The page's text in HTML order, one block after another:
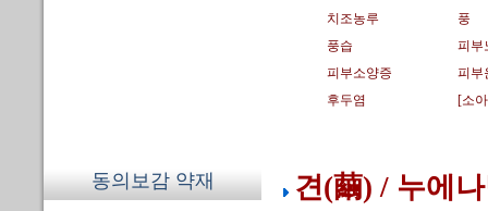
치조농루
풍
풍습
피부
피부소양증
피부
후두염
[소
동의보감 약재 견(繭) / 누에